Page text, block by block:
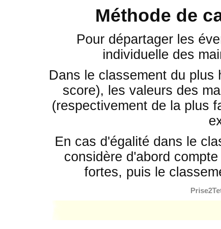
Méthode de
Pour départager les
individuelle des
Dans le classement du
score), les valeurs des
(respectivement de la plus
En cas d'égalité dans le
considère d'abord
fortes, puis le